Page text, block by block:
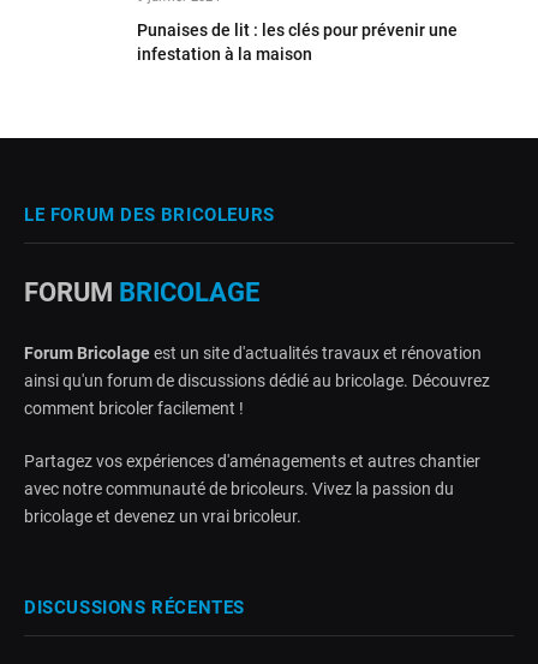
Punaises de lit : les clés pour prévenir une
infestation à la maison
LE FORUM DES BRICOLEURS
FORUM BRICOLAGE
Forum Bricolageest un site d'actualités travaux et rénovation
ainsi qu'un forum de discussions dédié au bricolage. Découvrez
comment bricoler facilement !
Partagez vos expériences d'aménagements et autres chantier
avec notre communauté de bricoleurs. Vivez la passion du
bricolage et devenez un vrai bricoleur.
DISCUSSIONS RÉCENTES